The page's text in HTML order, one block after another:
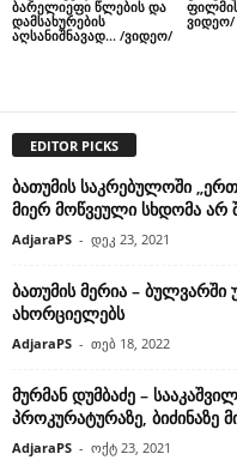
ბარელიეფი წლების და
დამსახურების
აღსანიშნავად… /ვიდეო/
ვიდეო/
EDITOR PICKS
ბათუმის საკრებულოში
მიერ მოწვეული სხდომა არ
AdjaraPS - დეკ 23, 2021
ბათუმის მერია – ბულვარში
ახორციელებს
AdjaraPS - თებ 18, 2022
მურმან დუმბაძე –
პროკურატურაზე, ბიძინაზე
AdjaraPS - ოქტ 23, 2021